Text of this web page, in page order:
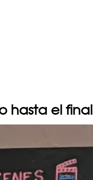
hasta el final